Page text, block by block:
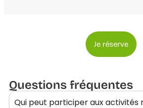
Je réserve
Questions fréquentes
Qui peut participer aux activités